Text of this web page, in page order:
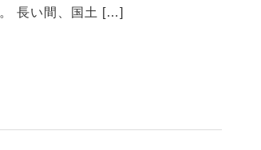
長い間、国土 […]